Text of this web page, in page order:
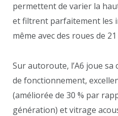
permettent de varier la
et filtrent parfaitement les
même avec des roues de
Sur autoroute, l’A6 joue sa
de fonctionnement,
(améliorée de 30 % par
génération) et vitrage